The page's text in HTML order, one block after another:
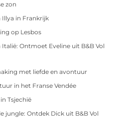
zon
Illya in Frankrijk
op Lesbos
Ontmoet Eveline uit B&B Vol
met liefde en avontuur
in het Franse Vendée
Tsjechië
jungle: Ontdek Dick uit B&B Vol